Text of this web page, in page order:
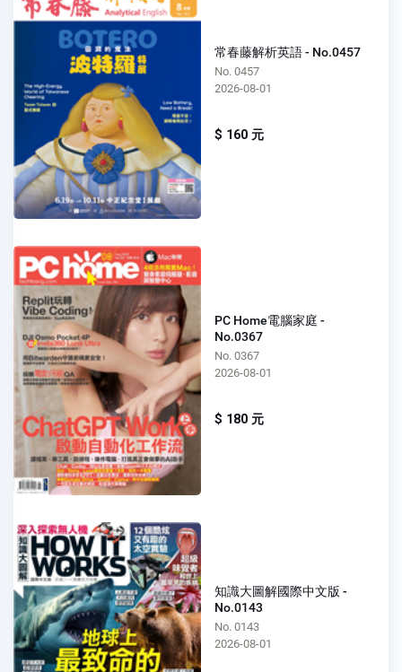
常春藤解析英語 - No.0457
No. 0457
2026-08-01
$ 160 元
PC Home電腦家庭 -
No.0367
No. 0367
2026-08-01
$ 180 元
知識大圖解國際中文版 -
No.0143
No. 0143
2026-08-01